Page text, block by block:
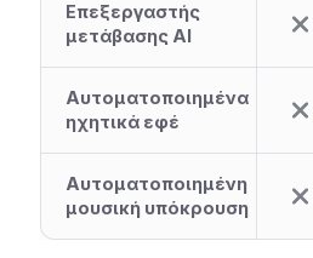
Επεξεργαστής
μετάβασης AI
Αυτοματοποιημένα
ηχητικά εφέ
Αυτοματοποιημένη
μουσική υπόκρουση